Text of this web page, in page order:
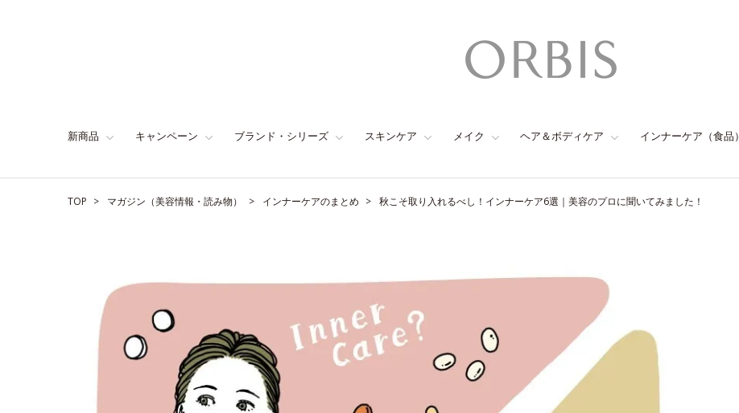
新商品 キャンペーン ブランド・シリーズ スキンケア メイク ヘア＆ボディケア インナーケア（食品）
TOP マガジン（美容情報・読み物） インナーケアのまとめ 秋こそ取り入れるべし！インナーケア6選｜美容のプロに聞いてみました！